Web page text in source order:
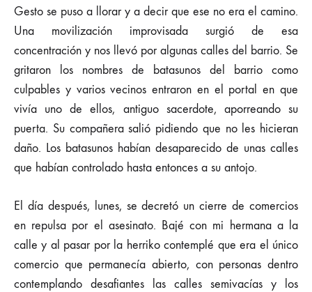
Gesto se puso a llorar y a decir que ese no era el camino.
Una movilización improvisada surgió de esa
concentración y nos llevó por algunas calles del barrio. Se
gritaron los nombres de batasunos del barrio como
culpables y varios vecinos entraron en el portal en que
vivía uno de ellos, antiguo sacerdote, aporreando su
puerta. Su compañera salió pidiendo que no les hicieran
daño. Los batasunos habían desaparecido de unas calles
que habían controlado hasta entonces a su antojo.
El día después, lunes, se decretó un cierre de comercios
en repulsa por el asesinato. Bajé con mi hermana a la
calle y al pasar por la herriko contemplé que era el único
comercio que permanecía abierto, con personas dentro
contemplando desafiantes las calles semivacías y los